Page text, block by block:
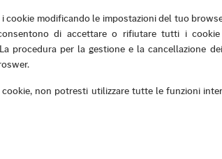
cookie modificando le impostazioni del tuo
di accettare o rifiutare tutti i
procedura per la gestione e la cancellazione
non potresti utilizzare tutte le funzioni